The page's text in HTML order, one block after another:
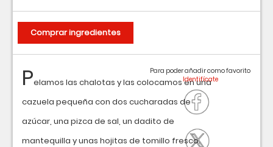
Pelamos las chalotas y las colocamos en una
cazuela pequeña con dos cucharadas de
azúcar, una pizca de sal, un dadito de
mantequilla y unas hojitas de tomillo fresco.
Para poder añadir como favorito
Comprar ingredientes